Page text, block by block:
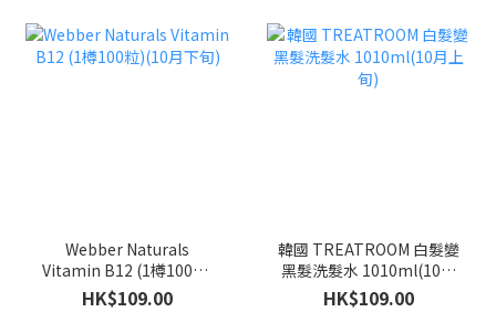
Webber Naturals
Vitamin B12 (1樽100粒)
(10月下旬)
HK$109.00
韓國 TREATROOM 白髮變
黑髮洗髮水 1010ml(10月
上旬)
HK$109.00